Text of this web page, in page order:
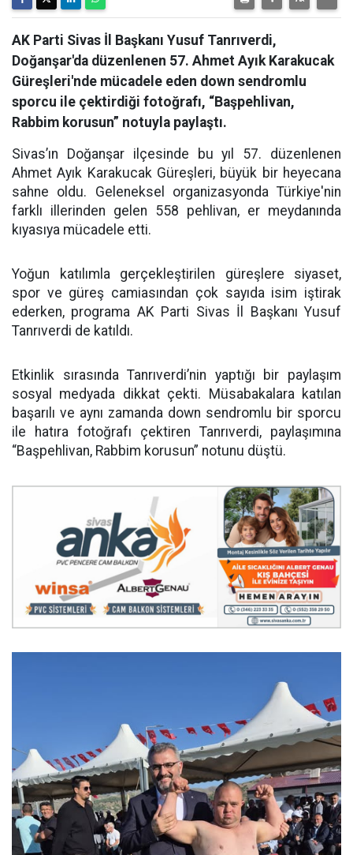
AK Parti Sivas İl Başkanı Yusuf Tanrıverdi,
Doğanşar'da düzenlenen 57. Ahmet Ayık Karakucak
Güreşleri'nde mücadele eden down sendromlu
sporcu ile çektirdiği fotoğrafı, “Başpehlivan,
Rabbim korusun” notuyla paylaştı.
Sivas’ın Doğanşar ilçesinde bu yıl 57. düzenlenen
Ahmet Ayık Karakucak Güreşleri, büyük bir heyecana
sahne oldu. Geleneksel organizasyonda Türkiye'nin
farklı illerinden gelen 558 pehlivan, er meydanında
kıyasıya mücadele etti.
Yoğun katılımla gerçekleştirilen güreşlere siyaset,
spor ve güreş camiasından çok sayıda isim iştirak
ederken, programa AK Parti Sivas İl Başkanı Yusuf
Tanrıverdi de katıldı.
Etkinlik sırasında Tanrıverdi’nin yaptığı bir paylaşım
sosyal medyada dikkat çekti. Müsabakalara katılan
başarılı ve aynı zamanda down sendromlu bir sporcu
ile hatıra fotoğrafı çektiren Tanrıverdi, paylaşımına
“Başpehlivan, Rabbim korusun” notunu düştü.